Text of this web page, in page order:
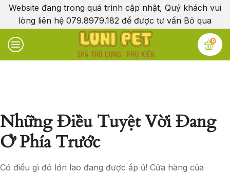
Website đang trong quá trình cập nhật, Quý khách vui
lòng liên hệ 079.8979.182 để được tư vấn Bỏ qua
0
Những Điều Tuyệt Vời Đang
Ở Phía Trước
Có điều gì đó lớn lao đang được ấp ủ! Cửa hàng của